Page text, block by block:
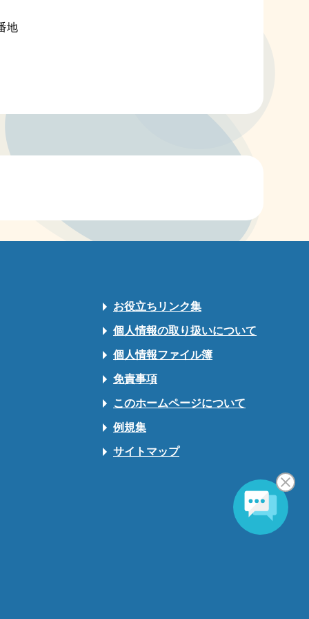
地
お役立ちリンク集
個人情報の取り扱いについて
個人情報ファイル簿
免責事項
このホームページについて
例規集
サイトマップ